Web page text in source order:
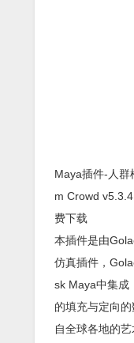
Maya插件-人群
m Crowd
费下载
本插件是由
仿真插件，
sk Maya中集成
的填充与定向
自全球各地的